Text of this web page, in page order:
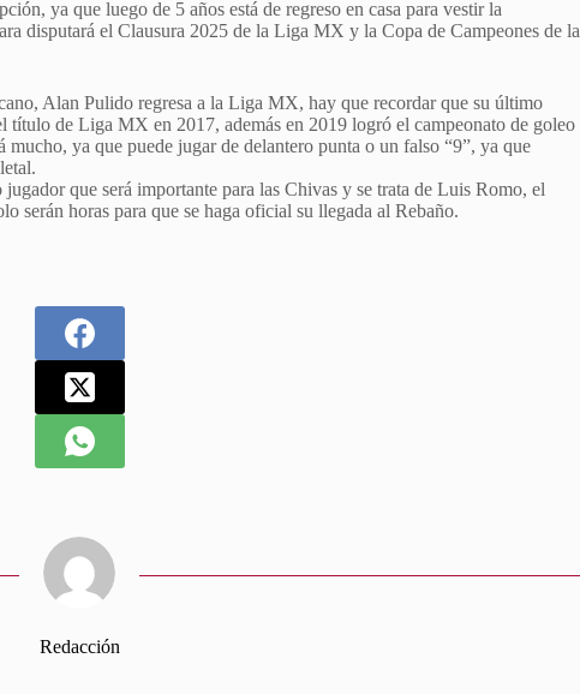
ya que luego de 5 años está de regreso en casa para vestir la
disputará el Clausura 2025 de la Liga MX y la Copa de Campeones de la
Alan Pulido regresa a la Liga MX, hay que recordar que su último
título de Liga MX en 2017, además en 2019 logró el campeonato de goleo
ya que puede jugar de delantero punta o un falso “9”, ya que
que será importante para las Chivas y se trata de Luis Romo, el
serán horas para que se haga oficial su llegada al Rebaño.
Redacción